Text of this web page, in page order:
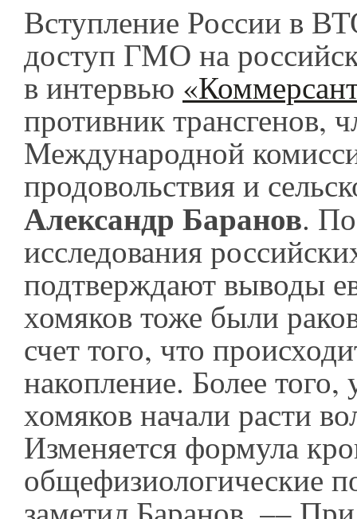
Вступление России в
доступ ГМО на
в интервью
противник трансгенов,
Международной
продовольствия и
Александр Баранов.
исследования
подтверждают выводы
хомяков тоже были
счет того, что
накопление. Более
хомяков начали расти
Изменяется формула
общефизиологические